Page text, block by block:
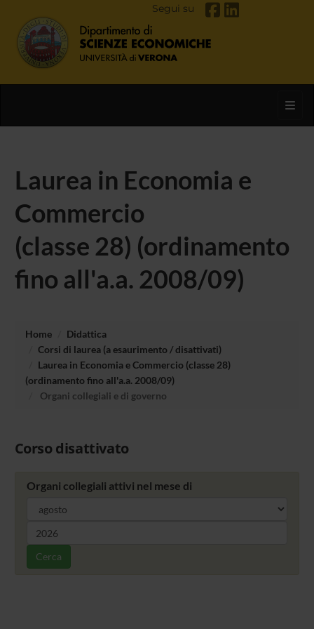
Segui su
Laurea in Economia e
Commercio
(classe 28) (ordinamento
fino all'a.a. 2008/09)
Home
Didattica
Corsi di laurea (a esaurimento / disattivati)
Laurea in Economia e Commercio (classe 28)
(ordinamento fino all'a.a. 2008/09)
Organi collegiali e di governo
Corso disattivato
Organi collegiali attivi nel mese di
Cerca